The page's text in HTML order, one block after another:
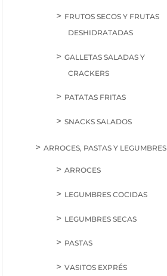
FRUTOS SECOS Y FRUTAS
DESHIDRATADAS
GALLETAS SALADAS Y
CRACKERS
PATATAS FRITAS
SNACKS SALADOS
ARROCES, PASTAS Y LEGUMBRES
ARROCES
LEGUMBRES COCIDAS
LEGUMBRES SECAS
PASTAS
VASITOS EXPRÉS